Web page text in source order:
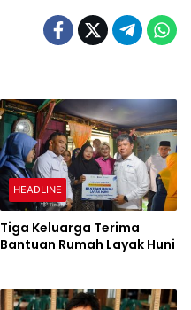
HEADLINE
Tiga Keluarga Terima
Bantuan Rumah Layak Huni